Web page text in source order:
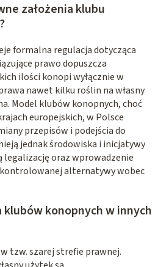
założenia klubu
formalna regulacja dotycząca
prawo dopuszcza
ilości konopi wyłącznie w
nawet kilku roślin na własny
Model klubów konopnych, choć
europejskich, w Polsce
przepisów i podejścia do
jednak środowiska i inicjatywy
legalizację oraz wprowadzenie
alternatywy wobec
klubów konopnych w innych
tzw. szarej strefie prawnej.